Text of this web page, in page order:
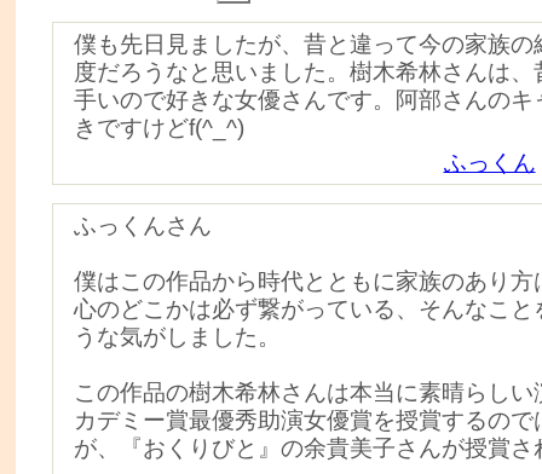
僕も先日見ましたが、昔と違って今の家族の
度だろうなと思いました。樹木希林さんは、
手いので好きな女優さんです。阿部さんのキ
きですけどf(^_^)
ふっくん
ふっくんさん
僕はこの作品から時代とともに家族のあり方
心のどこかは必ず繋がっている、そんなこと
うな気がしました。
この作品の樹木希林さんは本当に素晴らしい
カデミー賞最優秀助演女優賞を授賞するので
が、『おくりびと』の余貴美子さんが授賞さ